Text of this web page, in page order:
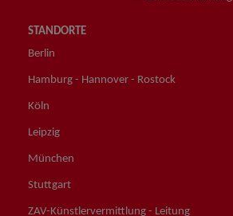
STANDORTE
Berlin
Hamburg - Hannover - Rostock
Köln
Leipzig
München
Stuttgart
ZAV-Künstlervermittlung - Leitung